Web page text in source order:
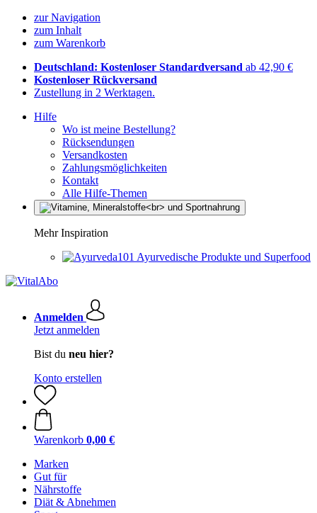
zur Navigation
zum Inhalt
zum Warenkorb
Deutschland: Kostenloser Standardversand ab 42,90 €
Kostenloser Rückversand
Zustellung in 2 Werktagen.
Hilfe
Wo ist meine Bestellung?
Rücksendungen
Versandkosten
Zahlungsmöglichkeiten
Kontakt
Alle Hilfe-Themen
Mehr Inspiration
Ayurvedische Produkte und Superfood
Anmelden
Jetzt anmelden
Bist du neu hier?
Konto erstellen
Warenkorb 0,00 €
Marken
Gut für
Nährstoffe
Diät & Abnehmen